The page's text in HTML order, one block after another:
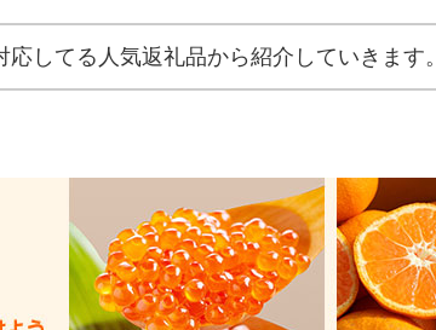
してる人気返礼品から紹介していきます。